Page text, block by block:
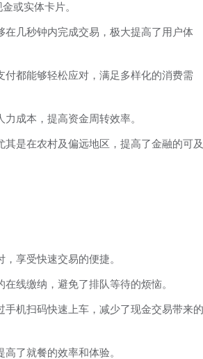
或实体卡片。
在几秒钟内完成交易，极大提高了用户体
付都能够轻松应对，满足多样化的消费需
成本，提高资金周转效率。
其是在农村及偏远地区，提高了金融的可及
享受快速交易的便捷。
线缴纳，避免了排队等待的烦恼。
机扫码快速上车，减少了现金交易带来的
了就餐的效率和体验。